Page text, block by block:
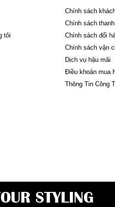
tôi
Chính sách
Chính sách
Chính sách đổi
Chính sách vận
Dịch vụ hậu mãi
Điều khoản mua
Thông Tin Công
STYLING